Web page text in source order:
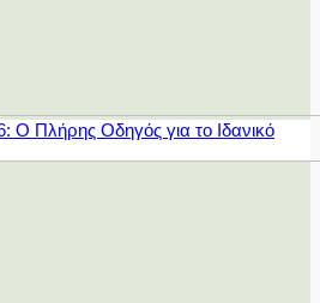
Ο Πλήρης Οδηγός για το Ιδανικό